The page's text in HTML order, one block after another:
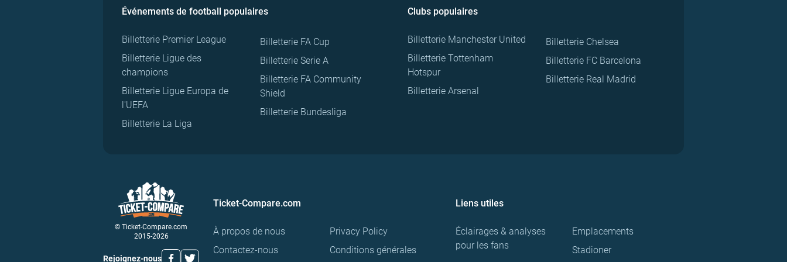
Événements de football populaires
Billetterie Premier League
Billetterie Ligue des
champions
Billetterie Ligue Europa de
l'UEFA
Billetterie La Liga
Billetterie FA Cup
Billetterie Serie A
Billetterie FA Community
Shield
Billetterie Bundesliga
Clubs populaires
Billetterie Manchester United
Billetterie Tottenham
Hotspur
Billetterie Arsenal
Billetterie Chelsea
Billetterie FC Barcelona
Billetterie Real Madrid
© Ticket-Compare.com
2015-2026
Rejoignez-nous
Ticket-Compare.com
À propos de nous
Contactez-nous
Privacy Policy
Conditions générales
Liens utiles
Éclairages & analyses
pour les fans
Emplacements
Stadioner